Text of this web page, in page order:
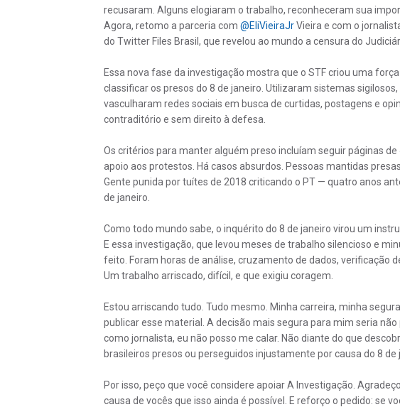
recusaram. Alguns elogiaram o trabalho, reconheceram sua
Agora, retomo a parceria com @EliVieiraJrVieira e com o
do Twitter Files Brasil, que revelou ao mundo a censura do
Essa nova fase da investigação mostra que o STF criou uma
classificar os presos do 8 de janeiro. Utilizaram sistemas
vasculharam redes sociais em busca de curtidas, postagens e
contraditório e sem direito à defesa.
Os critérios para manter alguém preso incluíam seguir páginas de
apoio aos protestos. Há casos absurdos. Pessoas mantidas
Gente punida por tuítes de 2018 criticando o PT — quatro anos
de janeiro.
Como todo mundo sabe, o inquérito do 8 de janeiro virou um
E essa investigação, que levou meses de trabalho silencioso e
feito. Foram horas de análise, cruzamento de dados, verificação
Um trabalho arriscado, difícil, e que exigiu coragem.
Estou arriscando tudo. Tudo mesmo. Minha carreira, minha
publicar esse material. A decisão mais segura para mim seria
como jornalista, eu não posso me calar. Não diante do que
brasileiros presos ou perseguidos injustamente por causa do 8 de
Por isso, peço que você considere apoiar A Investigação.
causa de vocês que isso ainda é possível. E reforço o pedido: se